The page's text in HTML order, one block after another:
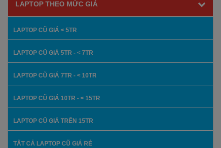
LAPTOP THEO MỨC GIÁ
LAPTOP CŨ GIÁ < 5TR
LAPTOP CŨ GIÁ 5TR - < 7TR
LAPTOP CŨ GIÁ 7TR - < 10TR
LAPTOP CŨ GIÁ 10TR - < 15TR
LAPTOP CŨ GIÁ TRÊN 15TR
TẤT CẢ LAPTOP CŨ GIÁ RẺ